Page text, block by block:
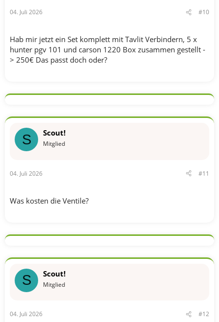
04. Juli 2026 #10
Hab mir jetzt ein Set komplett mit Tavlit Verbindern, 5 x
hunter pgv 101 und carson 1220 Box zusammen gestellt -
> 250€ Das passt doch oder?
S Scout!
Mitglied
04. Juli 2026 #11
Was kosten die Ventile?
S Scout!
Mitglied
04. Juli 2026 #12